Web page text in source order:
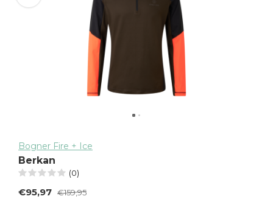
Bogner Fire + Ice
Berkan
(0)
€95,97 €159,95